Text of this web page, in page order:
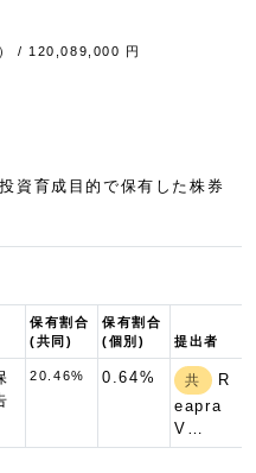
/ 120,089,000 円
資育成目的で保有した株券
保有割合
(共同)
保有割合
(個別)
提出者
20.46% 0.64% 共
R
eapra
V…